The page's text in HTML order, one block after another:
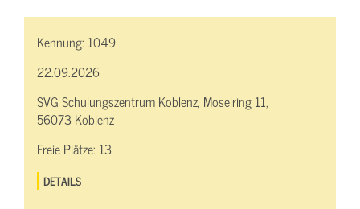
Kennung: 1049
22.09.2026
SVG Schulungszentrum Koblenz, Moselring 11,
56073 Koblenz
Freie Plätze: 13
DETAILS